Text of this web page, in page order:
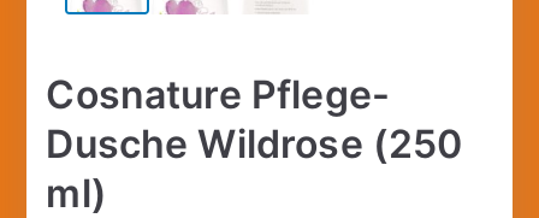
Cosnature Pflege-
Dusche Wildrose (250
ml)